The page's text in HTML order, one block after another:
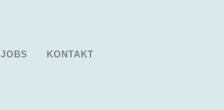
JOBS KONTAKT